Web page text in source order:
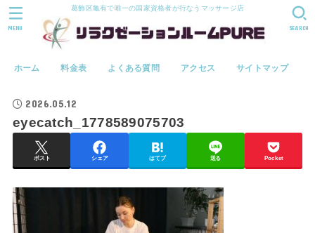
葛飾区亀有で唯一の国家資格者が行なうマッサージ店
ホーム 料金表 よくある質問 アクセス サイトマップ
SEARCH
MENU
2026.05.12
eyecatch_1778589075703
ポスト シェア はてブ 送る Pocket